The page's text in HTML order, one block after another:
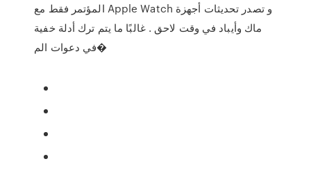
المؤتمر فقط مع Apple Watch و تصدر تحديثات أجهزة
ماك وأيباد في وقت لاحق . غالبًا ما يتم ترك أدلة خفية
في دعوات الم�